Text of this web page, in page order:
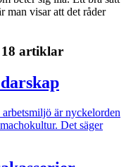
man visar att det råder
18 artiklar
är nyckelorden
Det säger